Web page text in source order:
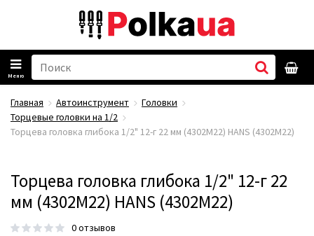
Меню
Главная Автоинструмент
Головки
Торцевые головки на 1/2
Торцева головка глибока 1/2" 12-г 22 мм (4302M22) HANS (4302M22)
Торцева головка глибока 1/2" 12-г 22
мм (4302M22) HANS (4302M22)
0 отзывов